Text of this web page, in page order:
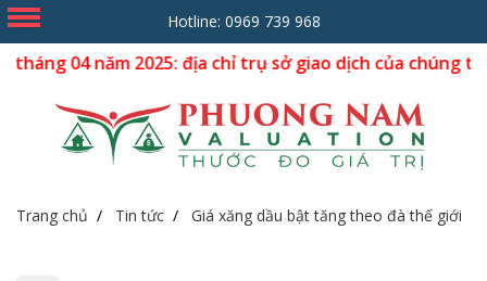
Hotline: 0969 739 968
năm 2025: địa chỉ trụ sở giao dịch của chúng tôi dời về
Trang chủ Tin tức Giá xăng dầu bật tăng theo đà thế giới